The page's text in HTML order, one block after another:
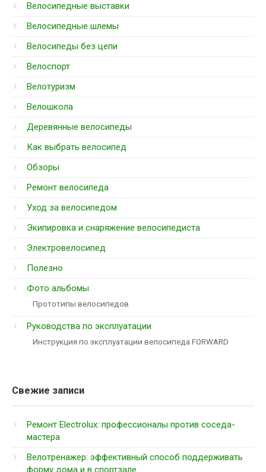
Велосипедные выставки
Велосипедные шлемы
Велосипеды без цепи
Велоспорт
Велотуризм
Велошкола
Деревянные велосипеды
Как выбрать велосипед
Обзоры
Ремонт велосипеда
Уход за велосипедом
Экипировка и снаряжение велосипедиста
Электровелосипед
Полезно
Фото альбомы
Прототипы велосипедов
Руководства по эксплуатации
Инструкция по эксплуатации велосипеда FORWARD
Свежие записи
Ремонт Electrolux: профессионалы против соседа-
мастера
Велотренажер: эффективный способ поддерживать
форму дома и в спортзале